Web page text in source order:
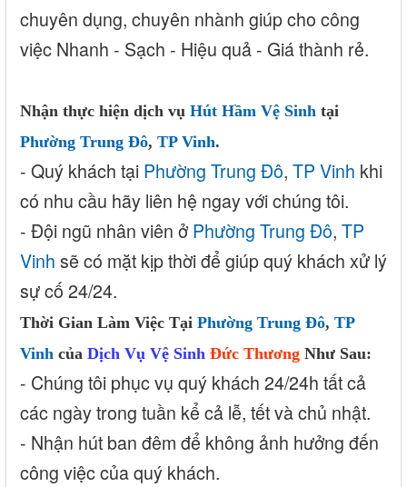
chuyên dụng, chuyên nhành giúp cho công
việc Nhanh - Sạch - Hiệu quả - Giá thành rẻ.
Nhận thực hiện dịch vụ Hút Hầm Vệ Sinh tại
Phường Trung Đô, TP Vinh.
- Quý khách tại Phường Trung Đô, TP Vinh khi
có nhu cầu hãy liên hệ ngay với chúng tôi.
- Đội ngũ nhân viên ở Phường Trung Đô, TP
Vinh sẽ có mặt kịp thời để giúp quý khách xử lý
sự cố 24/24.
Thời Gian Làm Việc Tại Phường Trung Đô, TP
Vinh của Dịch Vụ Vệ Sinh Đức Thương Như Sau:
- Chúng tôi phục vụ quý khách 24/24h tất cả
các ngày trong tuần kể cả lễ, tết và chủ nhật.
- Nhận hút ban đêm để không ảnh hưởng đến
công việc của quý khách.